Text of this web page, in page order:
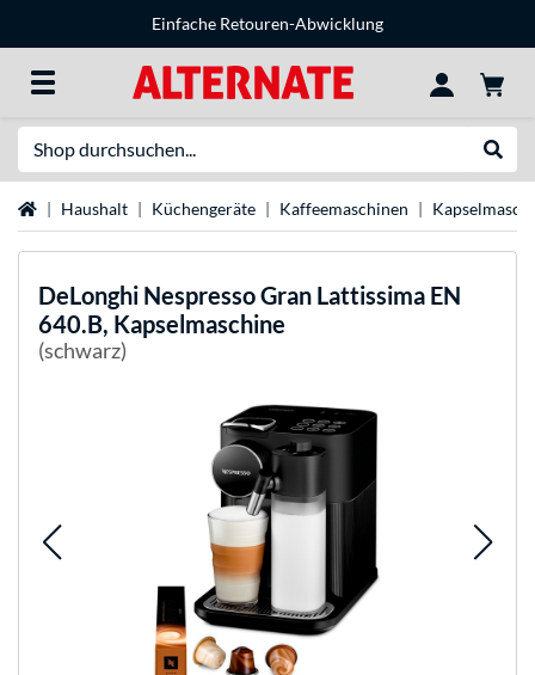
Einfache Retouren-Abwicklung
StartseiteHaushalt Küchengeräte Kaffeemaschinen
DeLonghi Nespresso Gran Lattissima EN
640.B, Kapselmaschine
(schwarz)